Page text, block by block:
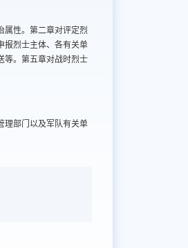
属性。第二章对评定烈
报烈士主体、各有关单
等。第五章对战时烈士
理部门以及军队有关单